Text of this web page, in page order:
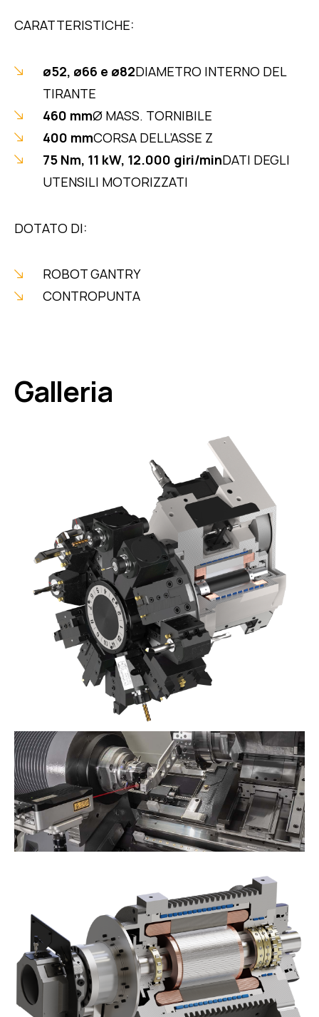
CARATTERISTICHE:
ø52, ø66 e ø82DIAMETRO INTERNO DEL
TIRANTE
460 mmØ MASS. TORNIBILE
400 mmCORSA DELL’ASSE Z
75 Nm, 11 kW, 12.000 giri/minDATI DEGLI
UTENSILI MOTORIZZATI
DOTATO DI:
ROBOT GANTRY
CONTROPUNTA
Galleria